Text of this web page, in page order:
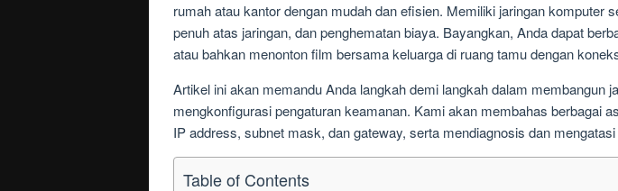
rumah atau kantor dengan mudah dan efisien. Memiliki jaringan
penuh atas jaringan, dan penghematan biaya. Bayangkan, Anda dapat
atau bahkan menonton film bersama keluarga di ruang tamu dengan
Artikel ini akan memandu Anda langkah demi langkah dalam membangun
mengkonfigurasi pengaturan keamanan. Kami akan membahas berbagai
IP address, subnet mask, dan gateway, serta mendiagnosis dan
Table of Contents